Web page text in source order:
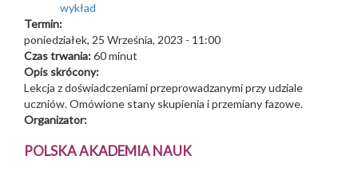
wykład
Termin:
poniedziałek, 25 Września, 2023 - 11:00
Czas trwania:60 minut
Opis skrócony:
Lekcja z doświadczeniami przeprowadzanymi przy udziale
uczniów. Omówione stany skupienia i przemiany fazowe.
Organizator:
POLSKA AKADEMIA NAUK